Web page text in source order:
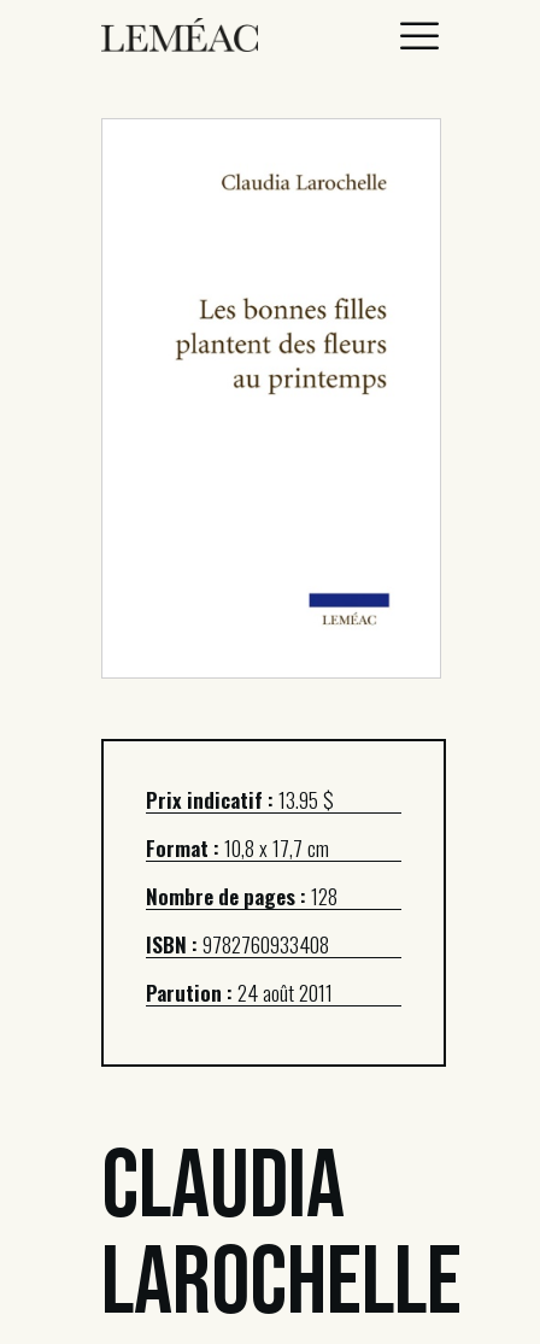
AUTEURICES
DROITS / RIGHTS
Prix indicatif :13.95 $
Format :10,8 x 17,7 cm
Nombre de pages :128
ISBN :9782760933408
Parution :24 août 2011
Claudia
Larochelle